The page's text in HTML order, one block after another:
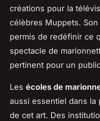
créations pour la
célèbres Muppets.
permis de redéfinir ce
spectacle de
pertinent pour un
Les écoles de
aussi essentiel dans la
de cet art. Des